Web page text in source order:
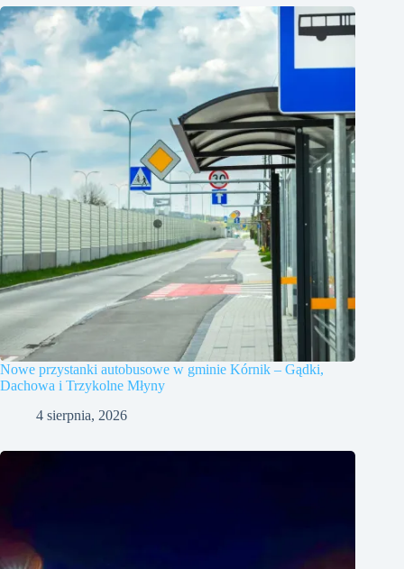
Nowe przystanki autobusowe w gminie Kórnik – Gądki,
Dachowa i Trzykolne Młyny
4 sierpnia, 2026